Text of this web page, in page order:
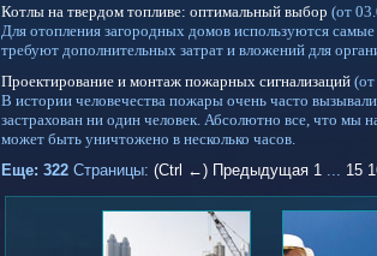
Котлы на твердом топливе: оптимальный выбор (от
Для отопления загородных домов используются
требуют дополнительных затрат и вложений для
Проектирование и монтаж пожарных сигнализаций
В истории человечества пожары очень часто
застрахован ни один человек. Абсолютно все, что мы
может быть уничтожено в несколько часов.
Еще: 322 Страницы: (Ctrl ←) Предыдущая 1 ... 15